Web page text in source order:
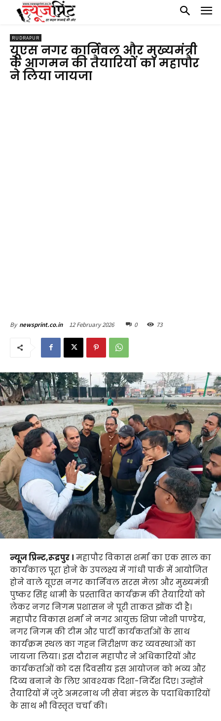
RUDRAPUR
यूएस नगर कार्निवल और मुख्यमंत्री
के आगमन की तैयारियों का महापौर
ने लिया जायजा
By newsprint.co.in 12 February 2026 0 73
न्यूज प्रिन्ट,रूद्रपुर । महापौर विकास शर्मा का एक साल का
कार्यकाल पूरा होने के उपलक्ष्य में गांधी पार्क में आयोजित
होने वाले यूएस नगर कार्निवल सरस मेला और मुख्यमंत्री
पुष्कर सिंह धामी के प्रस्तावित कार्यक्रम की तैयारियों को
लेकर नगर निगम प्रशासन ने पूरी ताकत झोंक दी है।
महापौर विकास शर्मा ने नगर आयुक्त शिप्रा जोशी पाण्डेय,
नगर निगम की टीम और पार्टी कार्यकर्ताओं के साथ
कार्यक्रम स्थल का गहन निरीक्षण कर व्यवस्थाओं का
जायजा लिया। इस दौरान महापौर ने अधिकारियों और
कार्यकर्ताओं को दस दिवसीय इस आयोजन को भव्य और
दिव्य बनाने के लिए आवश्यक दिशा-निर्देश दिए। उन्होंने
तैयारियों में जुटे अमरनाथ जी सेवा मंडल के पदाधिकारियों
के साथ भी विस्तृत चर्चा की।